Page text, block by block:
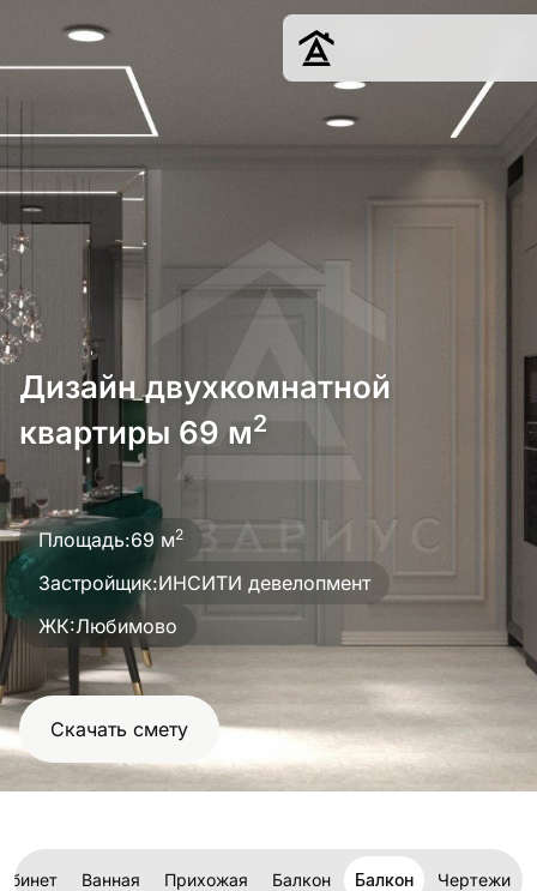
Дизайн
О нас
Контакты
8 (861) 945-12-
Обсудить
Дизайн двухкомнатной
квартиры 69 м2
Площадь:69 м2
Застройщик:ИНСИТИ девелопмент
ЖК:Любимово
Скачать смету
Ванная Прихожая Балкон Балкон Чертежи